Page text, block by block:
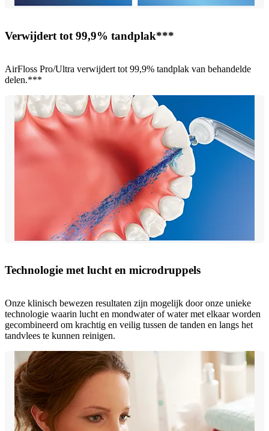
Verwijdert tot 99,9% tandplak***
AirFloss Pro/Ultra verwijdert tot 99,9% tandplak van behandelde
delen.***
Technologie met lucht en microdruppels
Onze klinisch bewezen resultaten zijn mogelijk door onze unieke
technologie waarin lucht en mondwater of water met elkaar worden
gecombineerd om krachtig en veilig tussen de tanden en langs het
tandvlees te kunnen reinigen.